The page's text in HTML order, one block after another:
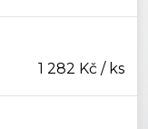
1 282 Kč / ks